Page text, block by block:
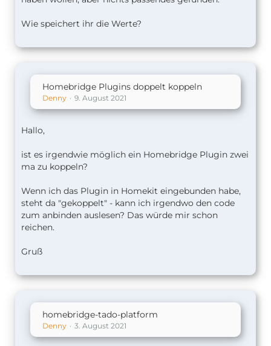
Wie speichert ihr die Werte?
Homebridge Plugins doppelt koppeln
Denny 9. August 2021
Hallo,
ist es irgendwie möglich ein Homebridge Plugin zwei
ma zu koppeln?
Wenn ich das Plugin in Homekit eingebunden habe,
steht da "gekoppelt" - kann ich irgendwo den code
zum anbinden auslesen? Das würde mir schon
reichen.
Gruß
homebridge-tado-platform
Denny 3. August 2021